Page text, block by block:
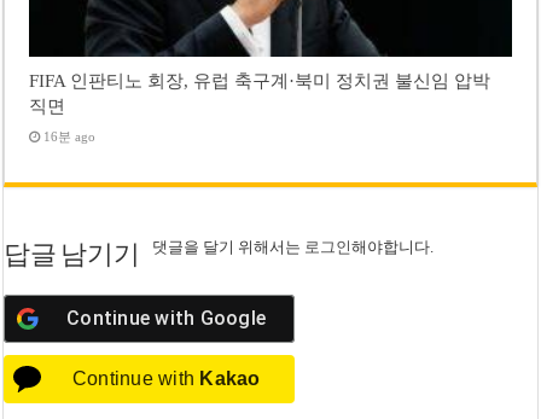
FIFA 인판티노 회장, 유럽 축구계·북미 정치권 불신임 압박
직면
16분 ago
답글 남기기 댓글을 달기 위해서는 로그인해야합니다.
Continue with Google
Continue with Kakao